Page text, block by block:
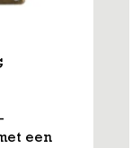
een